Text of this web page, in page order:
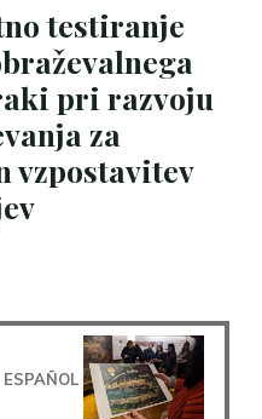
testiranje
pri razvoju
za
vzpostavitev
ESPAÑOL